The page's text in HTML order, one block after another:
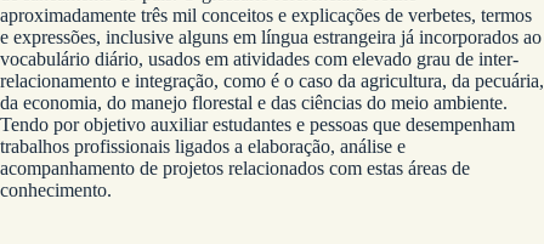
aproximadamente três mil conceitos e explicações de verbetes, termos
e expressões, inclusive alguns em língua estrangeira já incorporados ao
vocabulário diário, usados em atividades com elevado grau de inter-
relacionamento e integração, como é o caso da agricultura, da pecuária,
da economia, do manejo florestal e das ciências do meio ambiente.
Tendo por objetivo auxiliar estudantes e pessoas que desempenham
trabalhos profissionais ligados a elaboração, análise e
acompanhamento de projetos relacionados com estas áreas de
conhecimento.